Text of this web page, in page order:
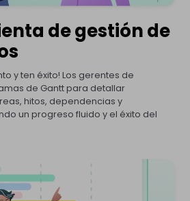
de gestión de
y ten éxito! Los gerentes de
de Gantt para detallar
hitos, dependencias y
un progreso fluido y el éxito del